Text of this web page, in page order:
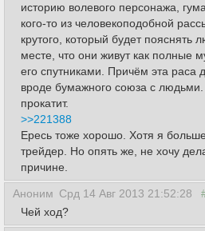
историю волевого персонажа,
кого-то из человекоподобной
крутого, который будет пояснять
месте, что они живут как полные
его спутниками. Причём эта раса
вроде бумажного союза с людьми.
прокатит.
>>221388
Ересь тоже хорошо. Хотя я
трейдер. Но опять же, не хочу
причине.
Аноним Срд 14 Авг 2013 21:52:28
Чей ход?